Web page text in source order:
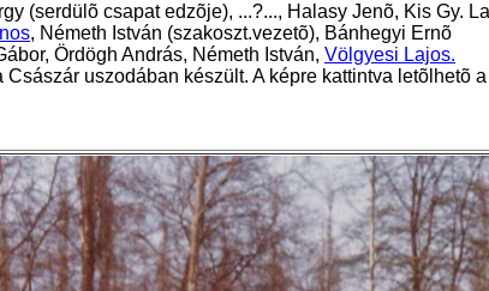
(serdülõ csapat edzõje), ...?..., Halasy Jenõ, Kis Gy.
, Németh István (szakoszt.vezetõ), Bánhegyi Ernõ
Ördögh András, Németh István, Völgyesi Lajos.
uszodában készült. A képre kattintva letõlhetõ